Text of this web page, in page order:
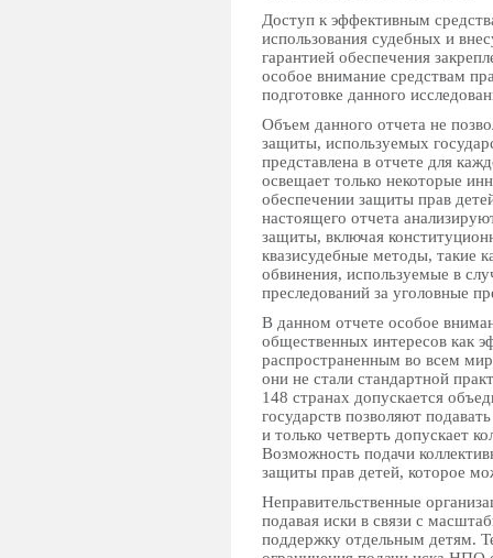
Доступ к эффективным
использования судебных и
гарантией обеспечения
особое внимание средствам
подготовке данного
Объем данного отчета не
защиты, используемых
представлена в отчете для
освещает только некоторые
обеспечении защиты прав
настоящего отчета
защиты, включая
квазисудебные методы, такие
обвинения, используемыe в
преследований за уголовные
В данном отчете особое
общественных интересов как
распространенным во всем
они не стали стандартной
148 странах допускается
государств позволяют
и только четверть допускает
Возможность подачи
защиты прав детей, которое
Неправительственные
подавая иски в связи с
поддержку отдельным детям.